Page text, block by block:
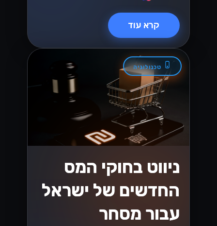
קרא עוד
טכנולוגיה
ניווט בחוקי המס
החדשים של ישראל
עבור מסחר